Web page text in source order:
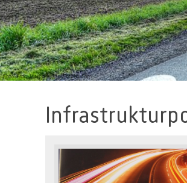
Foto: Foto: Marco 2811 / Fotolia.com